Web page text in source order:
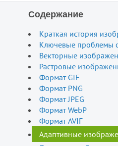
Содержание
Краткая история
Ключевые проблемы
Векторные
Растровые
Формат GIF
Формат PNG
Формат JPEG
Формат WebP
Формат AVIF
Адаптивные